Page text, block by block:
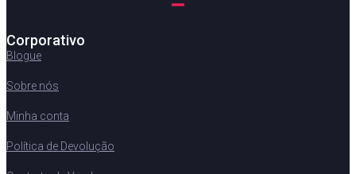
Corporativo
Blogue
Sobre nós
Minha conta
Política de Devolução